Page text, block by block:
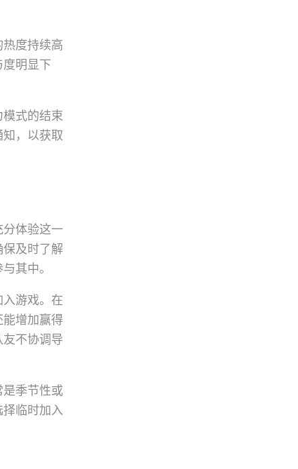
度持续高
明显下
式的结束
，以获取
体验这一
及时了解
其中。
游戏。在
增加赢得
不协调导
季节性或
临时加入